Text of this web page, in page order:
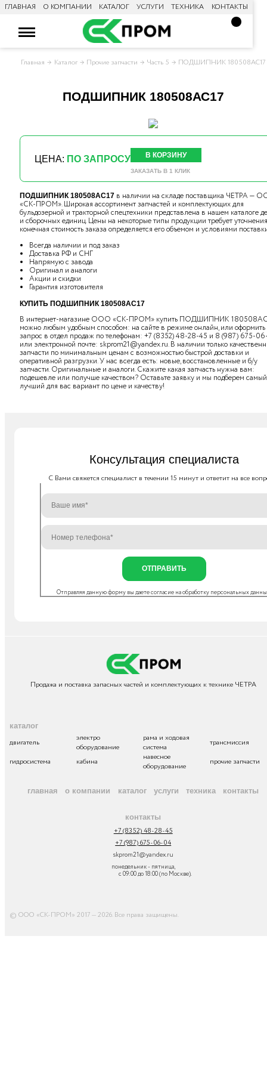
ГЛАВНАЯ О КОМПАНИИ КАТАЛОГ УСЛУГИ ТЕХНИКА КОНТАКТЫ
Главная Каталог Прочие запчасти Часть 5 ПОДШИПНИК 180508АС17
ПОДШИПНИК 180508АС17
ЦЕНА: ПО ЗАПРОСУ В КОРЗИНУ
ЗАКАЗАТЬ В 1 КЛИК
ПОДШИПНИК 180508АС17в наличии на складе поставщика ЧЕТРА —
«СК-ПРОМ». Широкая ассортимент запчастей и комплектующих для
бульдозерной и тракторной спецтехники представлена в нашем каталоге
и сборочных единиц. Цены на некоторые типы продукции требует
конечная стоимость заказа определяется его объемом и условиями
Всегда наличии и под заказ
Доставка РФ и СНГ
Напрямую с завода
Оригинал и аналоги
Акции и скидки
Гарантия изготовителя
КУПИТЬ ПОДШИПНИК 180508АС17
В интернет-магазине ООО «СК-ПРОМ» купить ПОДШИПНИК
можно любым удобным способом: на сайте в режиме онлайн, или оформить
запрос в отдел продаж по телефонам: +7 (8352) 48-28-45 и 8 (987) 675-
или электронной почте: skprom21@yandex.ru. В наличии только
запчасти по минимальным ценам с возможностью быстрой доставки и
оперативной разгрузки. У нас всегда есть: новые, восстановленные и б/у
запчасти. Оригинальные и аналоги. Скажите какая запчасть нужна вам:
подешевле или получше качеством? Оставьте заявку и мы подберем самый
лучший для вас вариант по цене и качеству!
Консультация специалиста
C Вами свяжется специалист в течении 15 минут и ответит на все
ОТПРАВИТЬ
Отправляя данную форму вы даете согласие наобработку персональных
Продажа и поставка запасных частей и комплектующих к технике ЧЕТРА
каталог
двигатель
электро
оборудование
рама и ходовая
система
трансмиссия
гидросистема
кабина
навесное
оборудование
прочие запчасти
главная о компании каталог услуги техника контакты
контакты
+7 (8352) 48-28-45
+7 (987) 675-06-04
skprom21@yandex.ru
понедельник - пятница,
с 09:00 до 18:00 (по Москве).
© ООО «СК-ПРОМ» 2017 — 2026. Все права защищены